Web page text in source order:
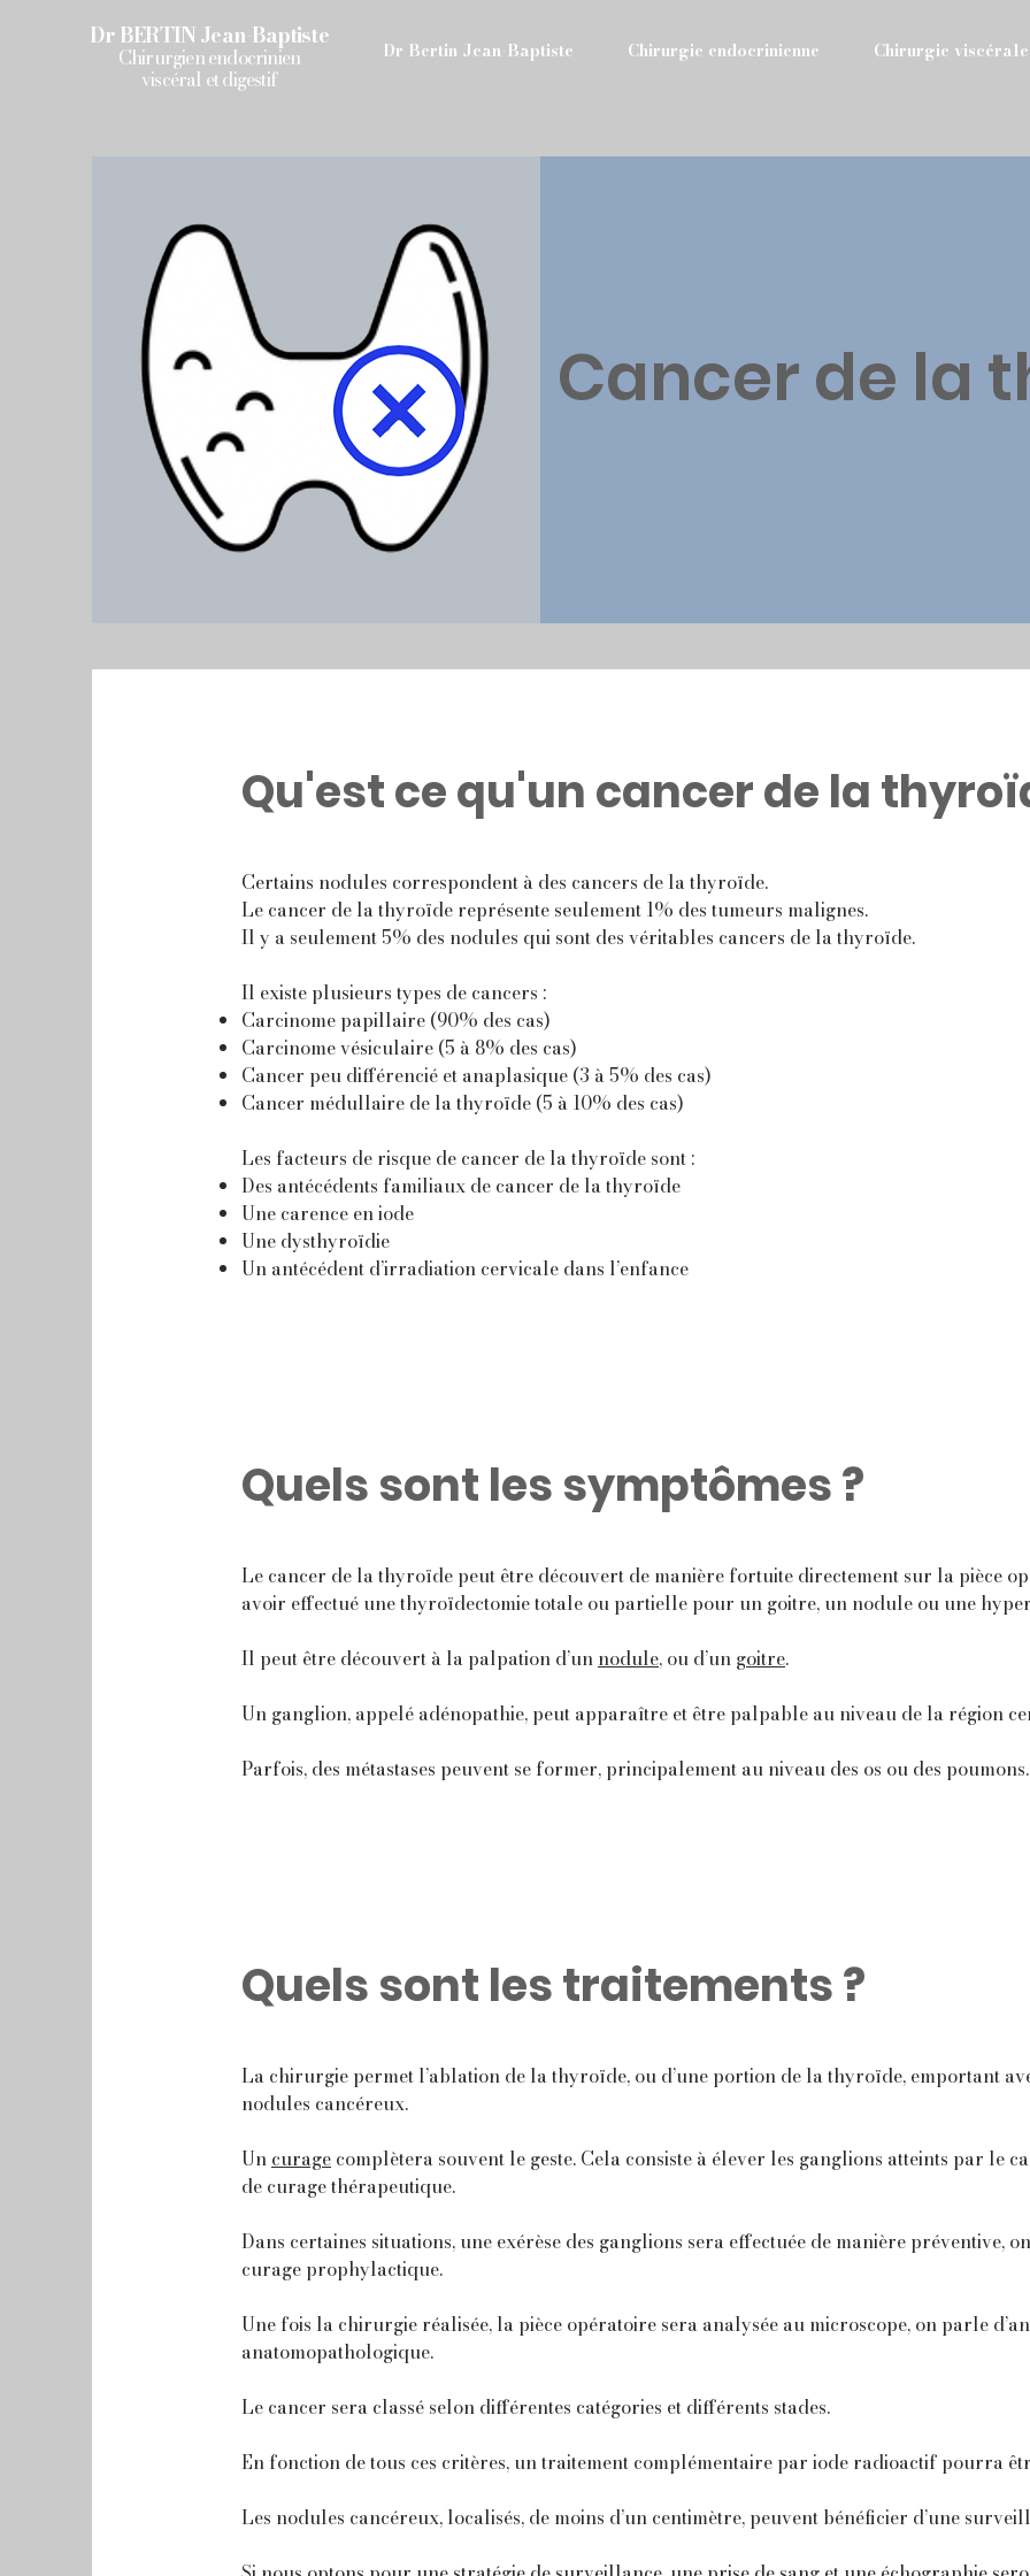
Dr BERTIN Jean-Baptiste
Chirurgien endocrinien
viscéral et digestif
Dr Bertin Jean-Baptiste Chirurgie endocrinienne Chirurgie
Cancer de la
Qu'est ce qu'un cancer de la
Certains nodules correspondent à des cancers de la thyroïde.
Le cancer de la thyroïde représente seulement 1% des tumeurs malignes.
Il y a seulement 5% des nodules qui sont des véritables cancers de la thyroïde.
Il existe plusieurs types de cancers :
Carcinome papillaire (90% des cas)
Carcinome vésiculaire (5 à 8% des cas)
Cancer peu différencié et anaplasique (3 à 5% des cas)
Cancer médullaire de la thyroïde (5 à 10% des cas)
Les facteurs de risque de cancer de la thyroïde sont :
Des antécédents familiaux de cancer de la thyroïde
Une carence en iode
Une dysthyroïdie
Un antécédent d’irradiation cervicale dans l’enfance
Quels sont les symptômes ?
Le cancer de la thyroïde peut être découvert de manière fortuite directement sur la pièce
avoir effectué une thyroïdectomie totale ou partielle pour un goitre, un nodule ou une
Il peut être découvert à la palpation d’un nodule, ou d’un goitre.
Un ganglion, appelé adénopathie, peut apparaître et être palpable au niveau de la région
Parfois, des métastases peuvent se former, principalement au niveau des os ou des poumons.
Quels sont les traitements ?
La chirurgie permet l’ablation de la thyroïde, ou d’une portion de la thyroïde, emportant
nodules cancéreux.
Un curage complètera souvent le geste. Cela consiste à élever les ganglions atteints par le
de curage thérapeutique.
Dans certaines situations, une exérèse des ganglions sera effectuée de manière préventive,
curage prophylactique.
Une fois la chirurgie réalisée, la pièce opératoire sera analysée au microscope, on parle
anatomopathologique.
Le cancer sera classé selon différentes catégories et différents stades.
En fonction de tous ces critères, un traitement complémentaire par iode radioactif pourra
Les nodules cancéreux, localisés, de moins d’un centimètre, peuvent bénéficier d’une